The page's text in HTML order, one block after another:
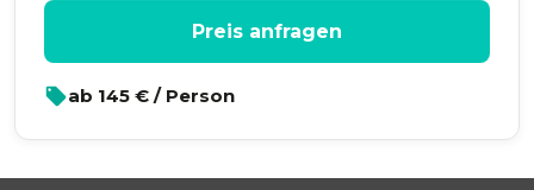
Preis anfragen
ab 145 € / Person